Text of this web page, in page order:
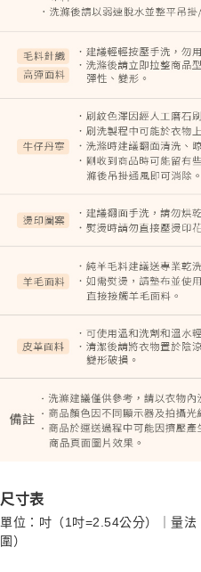
尺寸表
單位：吋（1吋=2.54公分）｜量
圍）